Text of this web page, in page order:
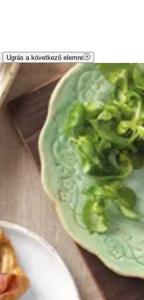
Ugrás a következő elemre